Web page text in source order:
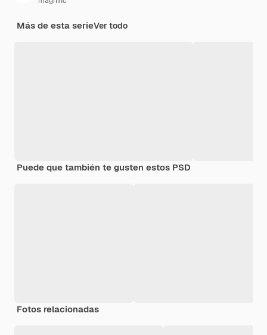
Más de esta serieVer todo
Puede que también te gusten estos PSD
Fotos relacionadas